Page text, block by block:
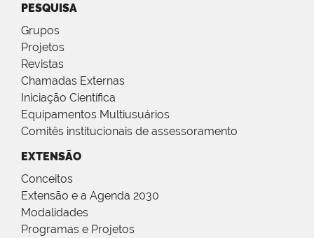
PESQUISA
Grupos
Projetos
Revistas
Chamadas Externas
Iniciação Científica
Equipamentos Multiusuários
Comitês institucionais de assessoramento
EXTENSÃO
Conceitos
Extensão e a Agenda 2030
Modalidades
Programas e Projetos